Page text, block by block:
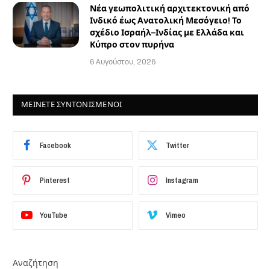
Νέα γεωπολιτική αρχιτεκτονική από
Ινδικό έως Ανατολική Μεσόγειο! Το
σχέδιο Ισραήλ–Ινδίας με Ελλάδα και
Κύπρο στον πυρήνα
6 Αυγούστου, 2026
ΜΕΙΝΕΤΕ ΣΥΝΤΟΝΙΣΜΕΝΟΙ
Facebook Twitter
Pinterest Instagram
YouTube Vimeo
Αναζήτηση